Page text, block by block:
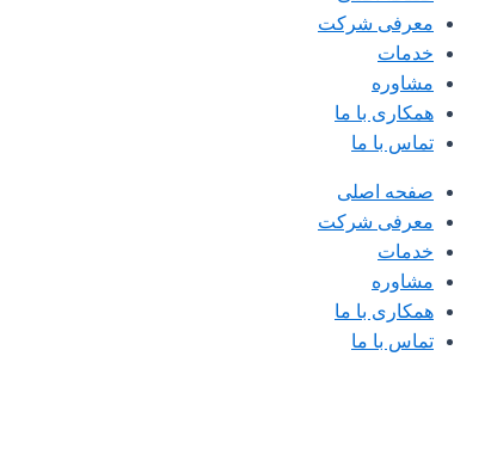
معرفی شرکت
خدمات
مشاوره
همکاری با ما
تماس با ما
صفحه اصلی
معرفی شرکت
خدمات
مشاوره
همکاری با ما
تماس با ما